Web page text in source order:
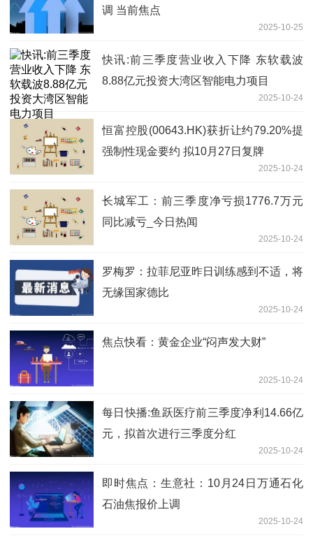
调 当前焦点
2025-10-25
快讯:前三季度营业收入下降 东软载波
8.88亿元投资大湾区智能电力项目
2025-10-24
恒富控股(00643.HK)获折让约79.20%提
强制性现金要约 拟10月27日复牌
2025-10-24
长城军工：前三季度净亏损1776.7万元
同比减亏_今日热闻
2025-10-24
罗梅罗：拉菲尼亚昨日训练感到不适，将
无缘国家德比
2025-10-24
焦点快看：黄金企业“闷声发大财”
2025-10-24
每日快播:鱼跃医疗前三季度净利14.66亿
元，拟首次进行三季度分红
2025-10-24
即时焦点：生意社：10月24日万通石化
石油焦报价上调
2025-10-24